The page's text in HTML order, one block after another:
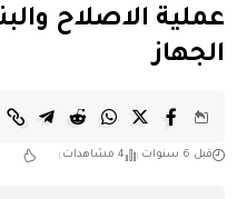
عملية الاصلاح
الجهاز
قبل 6 سنوات 4 مشاهدات